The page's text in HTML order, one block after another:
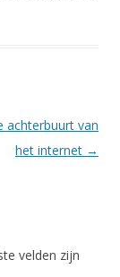
achterbuurt van
het internet →
velden zijn